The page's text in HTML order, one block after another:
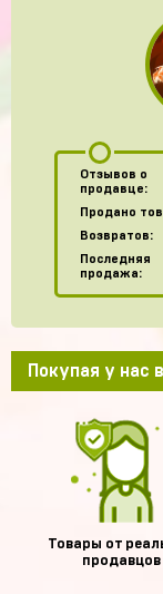
Отзывов о
продавце:
Продано
Возвратов:
Последняя
продажа:
Покупая у нас
Товары от
продавцов